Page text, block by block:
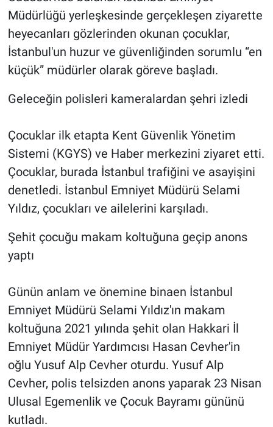
Müdürlüğü yerleşkesinde gerçekleşen ziyarette
heyecanları gözlerinden okunan çocuklar,
İstanbul'un huzur ve güvenliğinden sorumlu “en
küçük” müdürler olarak göreve başladı.
Geleceğin polisleri kameralardan şehri izledi
Çocuklar ilk etapta Kent Güvenlik Yönetim
Sistemi (KGYS) ve Haber merkezini ziyaret etti.
Çocuklar, burada İstanbul trafiğini ve asayişini
denetledi. İstanbul Emniyet Müdürü Selami
Yıldız, çocukları ve ailelerini karşıladı.
Şehit çocuğu makam koltuğuna geçip anons
yaptı
Günün anlam ve önemine binaen İstanbul
Emniyet Müdürü Selami Yıldız'ın makam
koltuğuna 2021 yılında şehit olan Hakkari İl
Emniyet Müdür Yardımcısı Hasan Cevher'in
oğlu Yusuf Alp Cevher oturdu. Yusuf Alp
Cevher, polis telsizden anons yaparak 23 Nisan
Ulusal Egemenlik ve Çocuk Bayramı gününü
kutladı.